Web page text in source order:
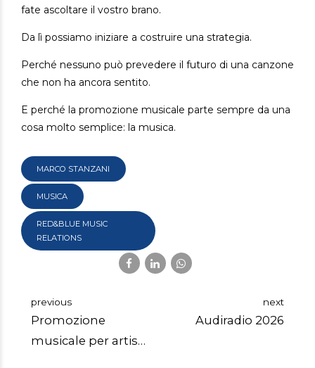
fate ascoltare il vostro brano.
Da lì possiamo iniziare a costruire una strategia.
Perché nessuno può prevedere il futuro di una canzone
che non ha ancora sentito.
E perché la promozione musicale parte sempre da una
cosa molto semplice: la musica.
MARCO STANZANI
MUSICA
RED&BLUE MUSIC
RELATIONS
previous
Promozione
musicale per artisti
next
Audiradio 2026